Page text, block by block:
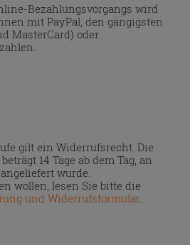
Bezahlungsvorgangs wird
mit PayPal, den gängigsten
MasterCard) oder
gilt ein Widerrufsrecht. Die
14 Tage ab dem Tag, an
wurde.
wollen, lesen Sie bitte die
und Widerrufsformular.